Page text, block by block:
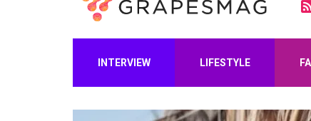
INTERVIEW LIFESTYLE